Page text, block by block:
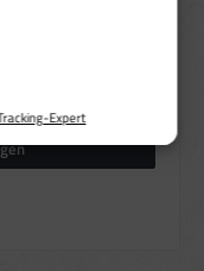
die Schaltflächen um die Anzahl zu
Partner:
Werbung
Inhalten
Inhalte
von Daten
Expert